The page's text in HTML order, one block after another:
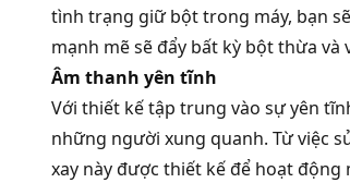
tình trạng giữ bột trong máy, bạn
mạnh mẽ sẽ đẩy bất kỳ bột thừa
Âm thanh yên tĩnh
Với thiết kế tập trung vào sự yên
những người xung quanh. Từ việc
xay này được thiết kế để hoạt động